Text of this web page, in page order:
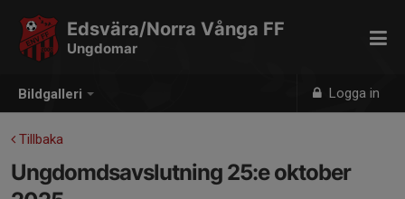
Bildgalleri Logga in
Edsvära/Norra Vånga FF
Ungdomar
Tillbaka
Ungdomdsavslutning 25:e oktober